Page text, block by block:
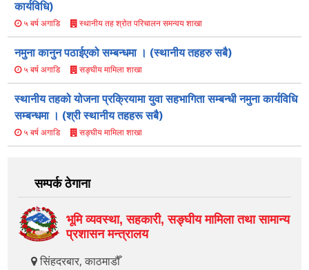
कार्यविधि)
५ बर्ष अगाडि स्थानीय तह श्रोत परिचालन समन्वय शाखा
नमुना कानुन पठाईएको सम्बन्धमा । (स्थानीय तहहरु सबै)
५ बर्ष अगाडि सङ्घीय मामिला शाखा
स्थानीय तहको योजना प्रक्रियामा युवा सहभागिता सम्बन्धी नमुना कार्यविधि
सम्बन्धमा । (श्री स्थानीय तहहरू सबै)
५ बर्ष अगाडि सङ्घीय मामिला शाखा
सम्पर्क ठेगाना
भूमि व्यवस्था, सहकारी, सङ्‍घीय मामिला तथा सामान्य
प्रशासन मन्त्रालय
सिंहदरबार, काठमाडौँ